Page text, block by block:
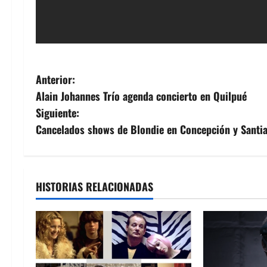
N
a
v
g
a
c
i
Anterior:
Alain Johannes Trío agenda concierto en Quilpué
Siguiente:
Cancelados shows de Blondie en Concepción y
HISTORIAS RELACIONADAS